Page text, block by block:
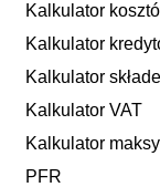
Kalkulator
Kalkulator
Kalkulator
Kalkulator VAT
Kalkulator
PFR